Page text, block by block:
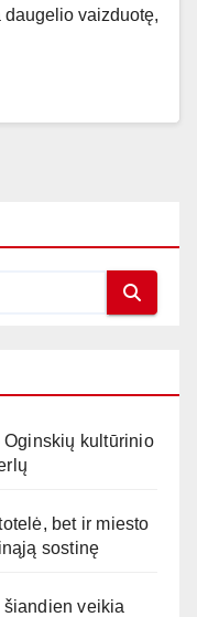
daugelio vaizduotę,
Oginskių kultūrinio
bet ir miesto
sostinę
veikia